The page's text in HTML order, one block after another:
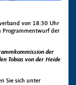
von 18:30 Uhr
Programmentwurf der
der
Tobias von der Heide
Sie sich unter